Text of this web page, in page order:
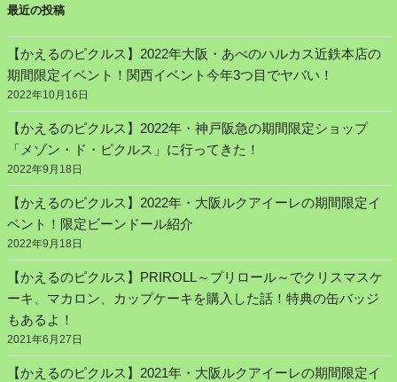
最近の投稿
【かえるのピクルス】2022年大阪・あべのハルカス近鉄本店の
期間限定イベント！関西イベント今年3つ目でヤバい！
2022年10月16日
【かえるのピクルス】2022年・神戸阪急の期間限定ショップ
「メゾン・ド・ピクルス」に行ってきた！
2022年9月18日
【かえるのピクルス】2022年・大阪ルクアイーレの期間限定イ
ベント！限定ビーンドール紹介
2022年9月18日
【かえるのピクルス】PRIROLL～プリロール～でクリスマスケ
ーキ、マカロン、カップケーキを購入した話！特典の缶バッジ
もあるよ！
2021年6月27日
【かえるのピクルス】2021年・大阪ルクアイーレの期間限定イ